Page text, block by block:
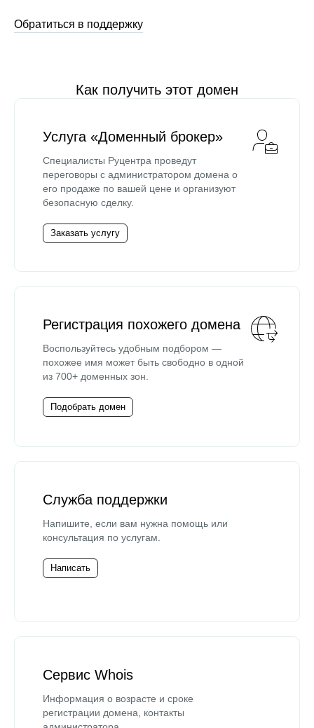
Обратиться в поддержку
Как получить этот домен
Услуга «Доменный брокер»
Специалисты Руцентра проведут
переговоры с администратором домена о
его продаже по вашей цене и организуют
безопасную сделку.
Заказать услугу
Регистрация похожего домена
Воспользуйтесь удобным подбором —
похожее имя может быть свободно в одной
из 700+ доменных зон.
Подобрать домен
Служба поддержки
Напишите, если вам нужна помощь или
консультация по услугам.
Написать
Сервис Whois
Информация о возрасте и сроке
регистрации домена, контакты